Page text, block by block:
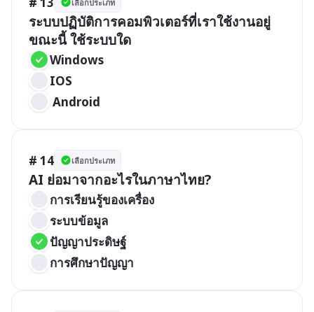
เลือกประเภท
ระบบปฏิบัติการคอมพิวเตอร์ที่เราใช้งานอยู่
ขณะนี้ ใช้ระบบใด
Windows
IOS
Android
# 14 เลือกประเภท
AI ย่อมาจากอะไรในภาษาไทย?
การเรียนรู้ของเครื่อง
ระบบข้อมูล
ปัญญาประดิษฐ์
การศึกษาปัญญา